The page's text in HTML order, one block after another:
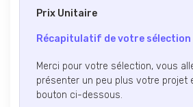
Prix Unitaire
Récapitulatif de votre sélection
Merci pour votre sélection, vous
présenter un peu plus votre projet
bouton ci-dessous.